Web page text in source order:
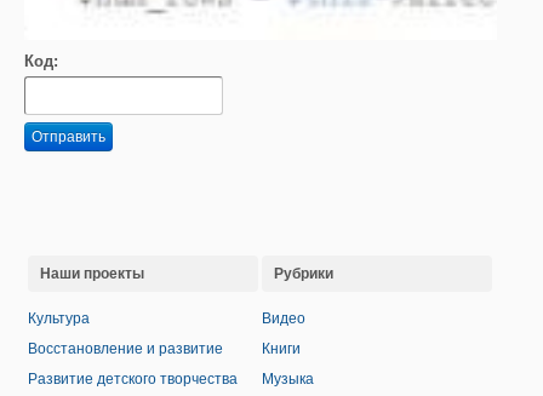
Код:
Отправить
Наши проекты
Культура
Восстановление и развитие
Развитие детского творчества
Рубрики
Видео
Книги
Музыка